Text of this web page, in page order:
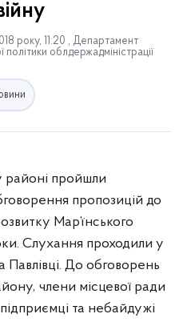
року, 11:20 , Департамент
політики облдержадміністрації
районі пройшли
пропозицій до
Мар’їнського
Слухання проходили у
Павлівці. До обговорень
члени місцевої ради
та небайдужі